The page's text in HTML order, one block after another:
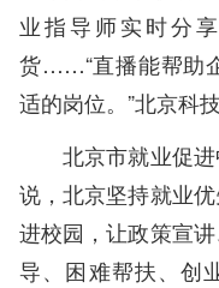
业指导师实时分
货……“直播能帮助
适的岗位。”北京科
北京市就业促进
说，北京坚持就业
进校园，让政策宣
导、困难帮扶、创